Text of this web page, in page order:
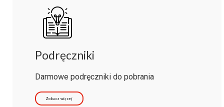
Podręczniki
Darmowe podręczniki do pobrania
Zobacz więcej